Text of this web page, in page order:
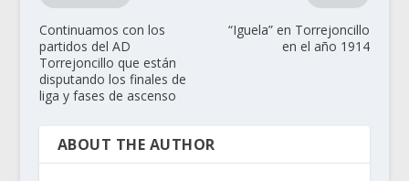
Continuamos con los
partidos del AD
Torrejoncillo que están
disputando los finales de
liga y fases de ascenso
“Iguela” en Torrejoncillo
en el año 1914
ABOUT THE AUTHOR